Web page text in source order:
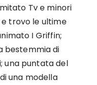
Tv e minori
trovo le ultime
I Griffin;
bestemmia di
una puntata del
una modella